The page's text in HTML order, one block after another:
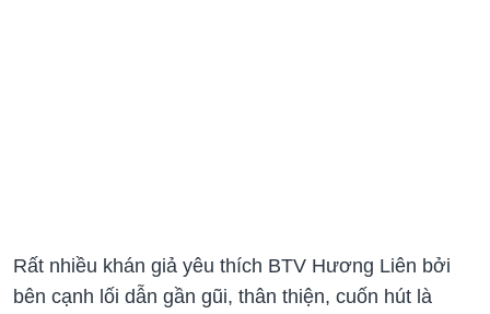
Rất nhiều khán giả yêu thích BTV Hương Liên bởi
bên cạnh lối dẫn gần gũi, thân thiện, cuốn hút là